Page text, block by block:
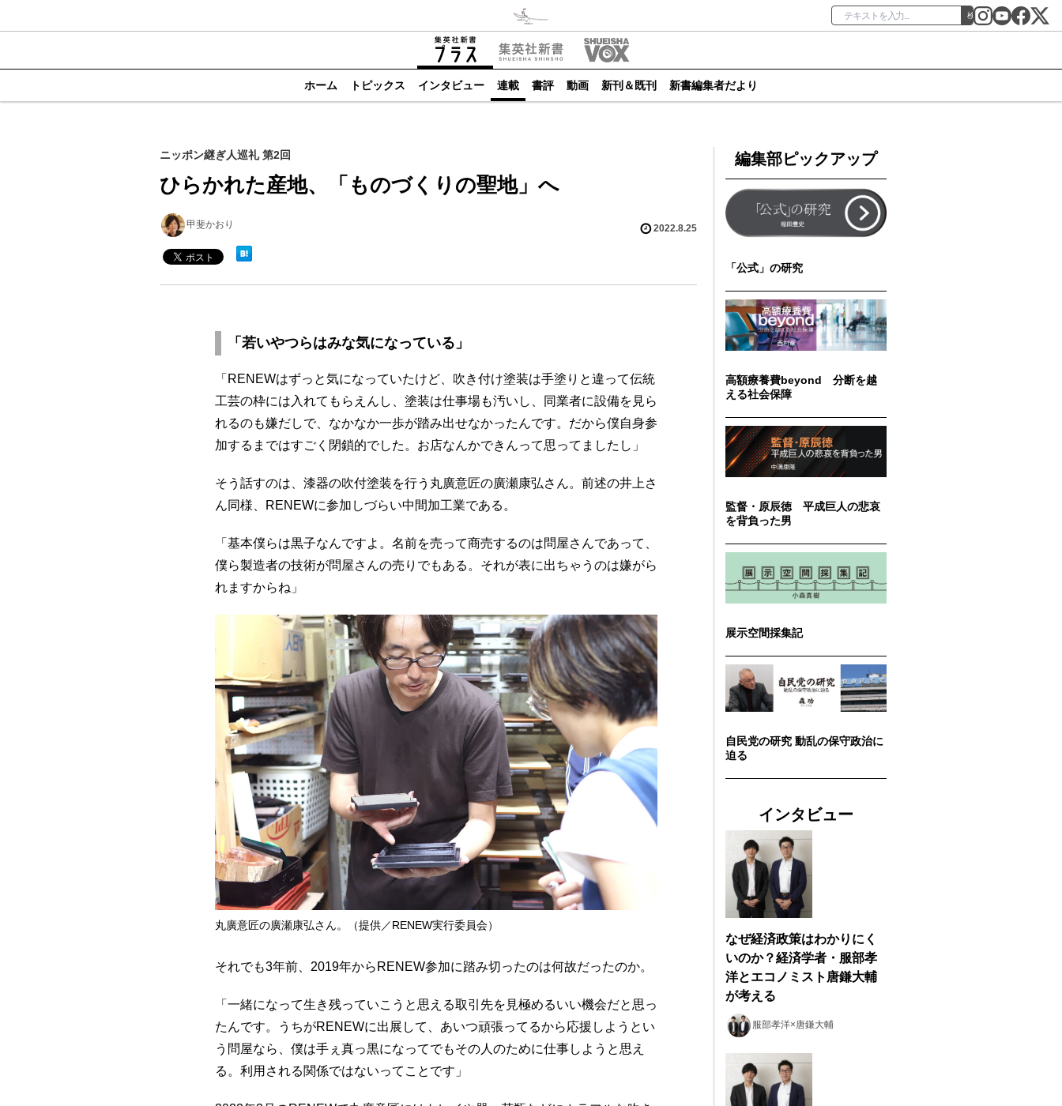
検索
ホーム トピックス インタビュー 連載 書評 動画 新刊＆既刊 新書編集者だより
ニッポン継ぎ人巡礼 第2回
ひらかれた産地、「ものづくりの聖地」へ
甲斐かおり 2022.8.25
「若いやつらはみな気になっている」
「RENEWはずっと気になっていたけど、吹き付け塗装は手塗りと違って伝統
工芸の枠には入れてもらえんし、塗装は仕事場も汚いし、同業者に設備を見ら
れるのも嫌だしで、なかなか一歩が踏み出せなかったんです。だから僕自身参
加するまではすごく閉鎖的でした。お店なんかできんって思ってましたし」
そう話すのは、漆器の吹付塗装を行う丸廣意匠の廣瀬康弘さん。前述の井上さ
ん同様、RENEWに参加しづらい中間加工業である。
「基本僕らは黒子なんですよ。名前を売って商売するのは問屋さんであって、
僕ら製造者の技術が問屋さんの売りでもある。それが表に出ちゃうのは嫌がら
れますからね」
丸廣意匠の廣瀬康弘さん。（提供／RENEW実行委員会）
それでも3年前、2019年からRENEW参加に踏み切ったのは何故だったのか。
「一緒になって生き残っていこうと思える取引先を見極めるいい機会だと思っ
たんです。うちがRENEWに出展して、あいつ頑張ってるから応援しようとい
う問屋なら、僕は手ぇ真っ黒になってでもその人のために仕事しようと思え
る。利用される関係ではないってことです」
編集部ピックアップ
「公式」の研究
高額療養費beyond 分断を越
える社会保障
監督・原辰徳 平成巨人の悲哀
を背負った男
展示空間採集記
自民党の研究 動乱の保守政治に
迫る
インタビュー
なぜ経済政策はわかりにく
いのか？経済学者・服部孝
洋とエコノミスト唐鎌大輔
が考える
服部孝洋×唐鎌大輔